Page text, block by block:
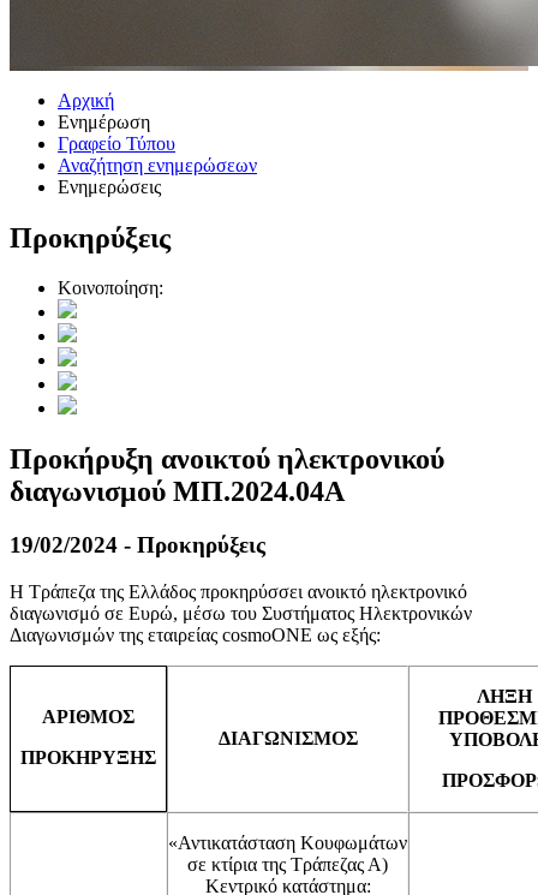
Αρχική
Ενημέρωση
Γραφείο Τύπου
Αναζήτηση ενημερώσεων
Ενημερώσεις
Προκηρύξεις
Κοινοποίηση:
Προκήρυξη ανοικτού ηλεκτρονικού
διαγωνισμού ΜΠ.2024.04Α
19/02/2024 - Προκηρύξεις
Η Τράπεζα της Ελλάδος προκηρύσσει ανοικτό ηλεκτρονικό
διαγωνισμό σε Ευρώ, μέσω του Συστήματος Ηλεκτρονικών
Διαγωνισμών της εταιρείας cosmoONE ως εξής:
ΑΡΙΘΜΟΣ
ΠΡΟΚΗΡΥΞΗΣ
ΔΙΑΓΩΝΙΣΜΟΣ
ΛΗΞΗ
«Αντικατάσταση Κουφωμάτων
σε κτίρια της Τράπεζας Α)
Κεντρικό κατάστημα: